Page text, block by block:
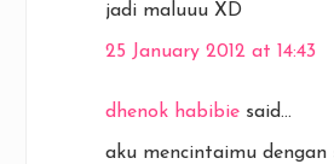
jadi maluuu XD
25 January 2012 at 14:43
dhenok habibie said...
aku mencintaimu dengan